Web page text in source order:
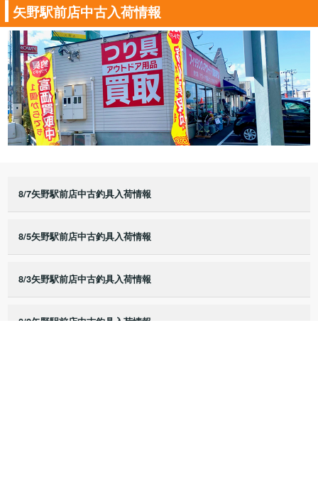
矢野駅前店中古入荷情報
8/7矢野駅前店中古釣具入荷情報
8/5矢野駅前店中古釣具入荷情報
8/3矢野駅前店中古釣具入荷情報
8/2矢野駅前店中古釣具入荷情報